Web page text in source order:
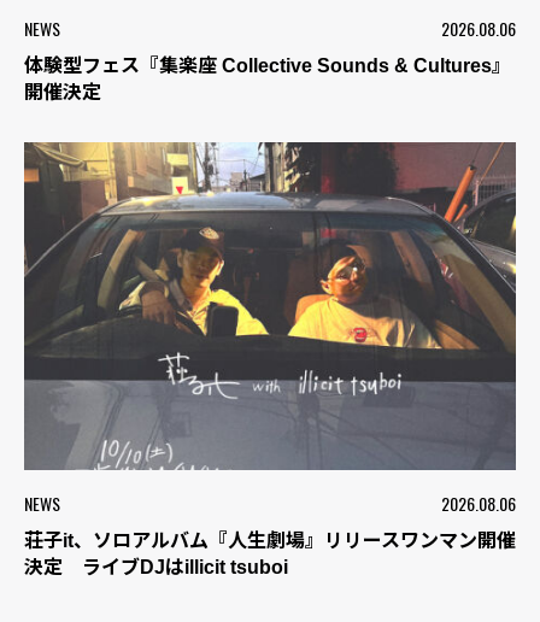
NEWS 2026.08.06
体験型フェス『集楽座 Collective Sounds & Cultures』
開催決定
NEWS 2026.08.06
荘子it、ソロアルバム『人生劇場』リリースワンマン開催
決定 ライブDJはillicit tsuboi